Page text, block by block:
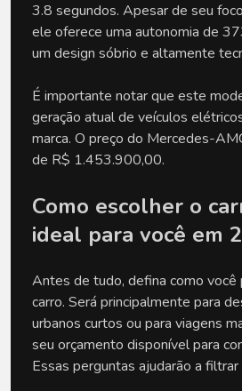
3.8 segundos. Apesar de seu
ele oferece uma autonomia de
um design sóbrio e altamente
É importante notar que este
geração atual de veículos
marca. O preço do Mercedes-
de R$ 1.453.900,00.
Como escolher o
ideal para você em
Antes de tudo, defina como você
carro. Será principalmente para
urbanos curtos ou para viagens
seu orçamento disponível para
Essas perguntas ajudarão a filtrar